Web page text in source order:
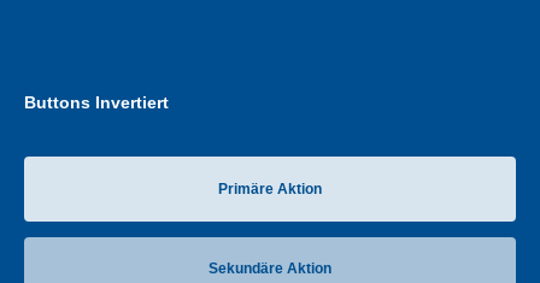
Buttons Invertiert
Primäre Aktion
Sekundäre Aktion